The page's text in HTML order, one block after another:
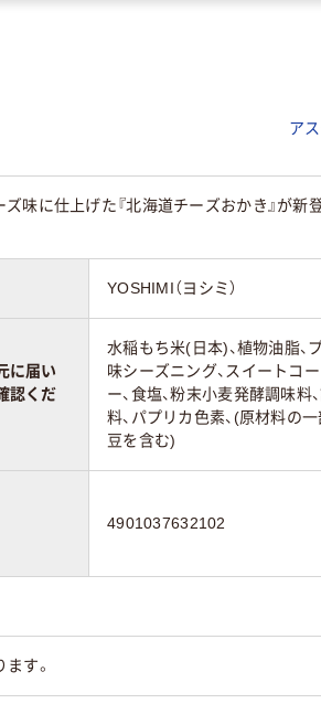
ア
に仕上げた『北海道チーズおかき』が新
YOSHIMI（ヨシミ）
に届い
認くだ
水稲もち米(日本)、植物油脂、
味シーズニング、スイートコ
ー、食塩、粉末小麦発酵調味料
料、パプリカ色素、(原材料の一
豆を含む)
4901037632102
す。